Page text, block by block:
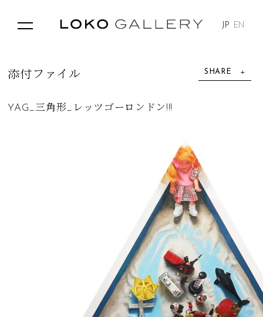
JP EN
SHARE
添付 フ ァ イ ル
YAG_三角形_レッツゴーロンドン!!!